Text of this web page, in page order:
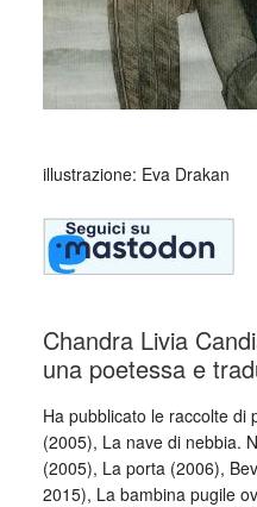
illustrazione: Eva Drakan
Chandra Livia
una poetessa e
Ha pubblicato le raccolte di
(2005), La nave di nebbia.
(2005), La porta (2006),
2015), La bambina pugile